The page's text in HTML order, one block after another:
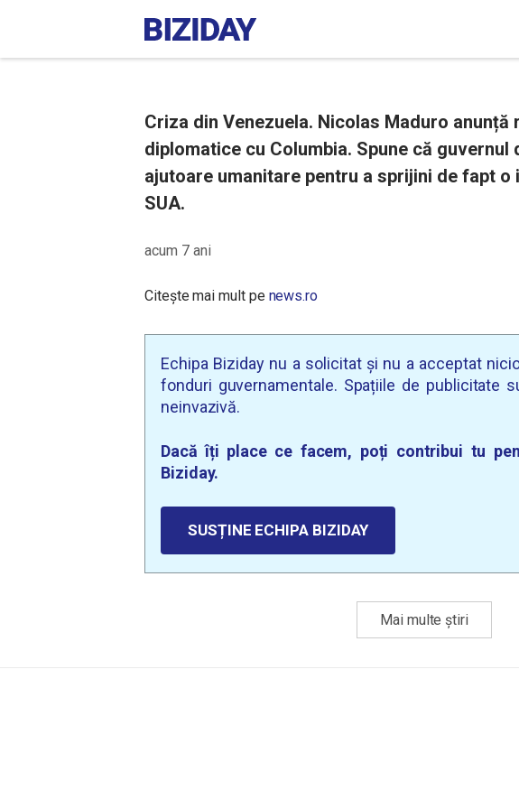
Criza din Venezuela. Nicolas Maduro anunță
diplomatice cu Columbia. Spune că
ajutoare umanitare pentru a sprijini de fapt o
SUA.
acum 7 ani
Citește mai mult pe news.ro
Echipa Biziday nu a solicitat și nu a acceptat
fonduri guvernamentale. Spațiile de publicitate
neinvazivă.
Dacă îți place ce facem, poți contribui tu
Biziday.
SUSȚINE ECHIPA BIZIDAY
Mai multe știri